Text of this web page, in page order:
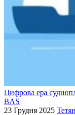
Цифрова ера
BAS
23 Грудня 2025